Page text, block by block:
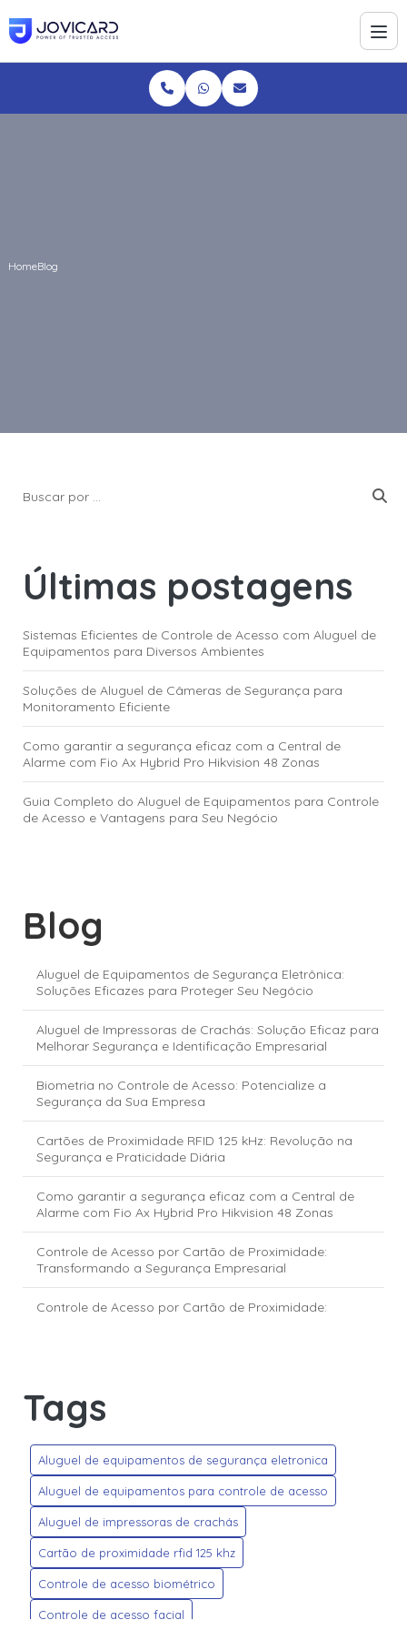
HomeBlog
Últimas postagens
Sistemas Eficientes de Controle de Acesso com Aluguel de
Equipamentos para Diversos Ambientes
Soluções de Aluguel de Câmeras de Segurança para
Monitoramento Eficiente
Como garantir a segurança eficaz com a Central de
Alarme com Fio Ax Hybrid Pro Hikvision 48 Zonas
Guia Completo do Aluguel de Equipamentos para Controle
de Acesso e Vantagens para Seu Negócio
Blog
Aluguel de Equipamentos de Segurança Eletrônica:
Soluções Eficazes para Proteger Seu Negócio
Aluguel de Impressoras de Crachás: Solução Eficaz para
Melhorar Segurança e Identificação Empresarial
Biometria no Controle de Acesso: Potencialize a
Segurança da Sua Empresa
Cartões de Proximidade RFID 125 kHz: Revolução na
Segurança e Praticidade Diária
Como garantir a segurança eficaz com a Central de
Alarme com Fio Ax Hybrid Pro Hikvision 48 Zonas
Controle de Acesso por Cartão de Proximidade:
Transformando a Segurança Empresarial
Controle de Acesso por Cartão de Proximidade:
Crachás Personalizados: Dicas para Criar Modelos que
Credenciais HID Global: segurança e tecnologia para o
controle de acesso moderno
Credencial HID Mobile Access: a nova era do controle de
acesso digital
Empresa de Controle de Acesso: Transformando a
Segurança do Seu Negócio
Tags
Aluguel de equipamentos de segurança eletronica
Aluguel de equipamentos para controle de acesso
Aluguel de impressoras de crachás
Cartão de proximidade rfid 125 khz
Controle de acesso biométrico
Controle de acesso facial